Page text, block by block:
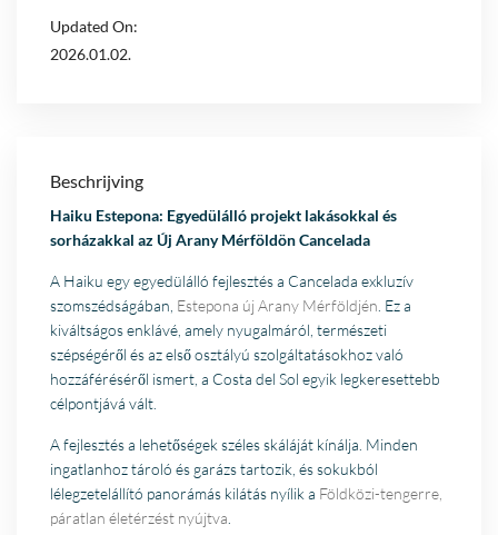
Updated On:
2026.01.02.
Beschrijving
Haiku Estepona: Egyedülálló projekt lakásokkal és
sorházakkal az Új Arany Mérföldön Cancelada
A Haiku egy egyedülálló fejlesztés a Cancelada exkluzív
szomszédságában, Estepona új Arany Mérföldjén . Ez a
kiváltságos enklávé, amely nyugalmáról, természeti
szépségéről és az első osztályú szolgáltatásokhoz való
hozzáféréséről ismert, a Costa del Sol egyik legkeresettebb
célpontjává vált.
A fejlesztés a lehetőségek széles skáláját kínálja. Minden
ingatlanhoz tároló és garázs tartozik, és sokukból
lélegzetelállító panorámás kilátás nyílik a Földközi-tengerre,
páratlan életérzést nyújtva